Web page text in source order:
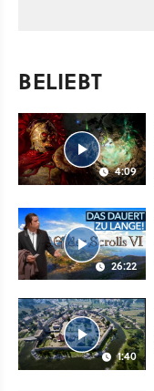
BELIEBT
4:09
26:22
1:40